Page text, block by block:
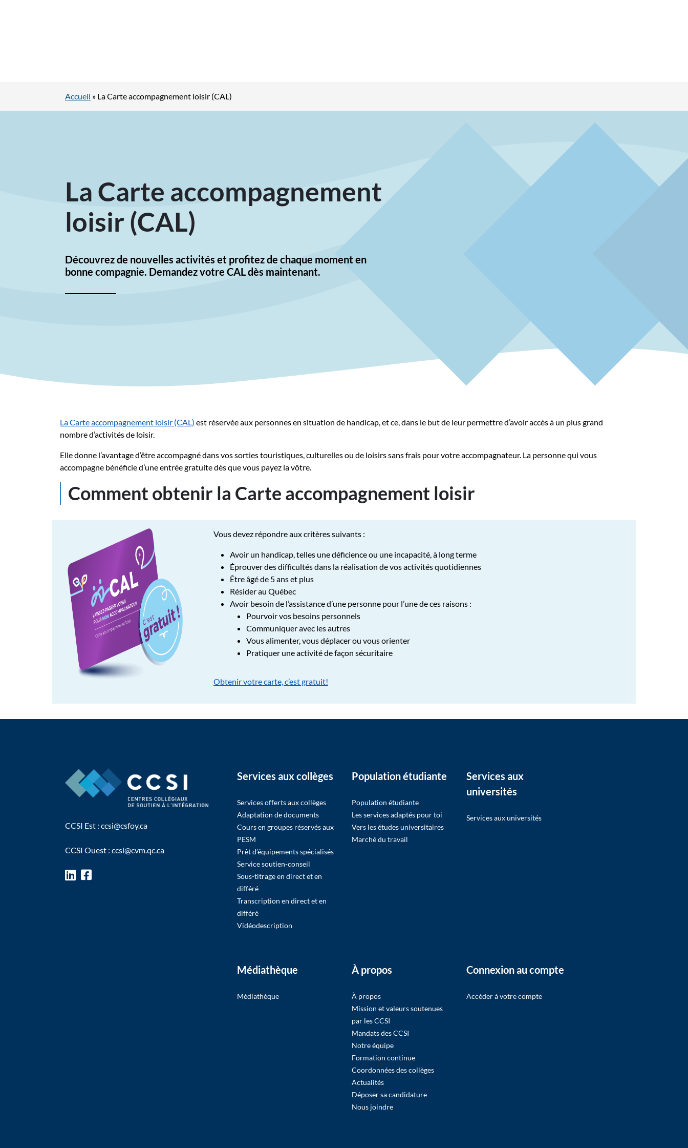
Accueil » La Carte accompagnement loisir (CAL)
La Carte accompagnement
loisir (CAL)
Découvrez de nouvelles activités et profitez de chaque moment en
bonne compagnie. Demandez votre CAL dès maintenant.
La Carte accompagnement loisir (CAL) est réservée aux personnes en situation de handicap, et ce, dans le but de leur permettre d’avoir accès à un plus grand
nombre d’activités de loisir.
Elle donne l’avantage d’être accompagné dans vos sorties touristiques, culturelles ou de loisirs sans frais pour votre accompagnateur. La personne qui vous
accompagne bénéficie d’une entrée gratuite dès que vous payez la vôtre.
Comment obtenir la Carte accompagnement loisir
Vous devez répondre aux critères suivants :
Avoir un handicap, telles une déficience ou une incapacité, à long terme
Éprouver des difficultés dans la réalisation de vos activités quotidiennes
Être âgé de 5 ans et plus
Résider au Québec
Avoir besoin de l’assistance d’une personne pour l’une de ces raisons :
Pourvoir vos besoins personnels
Communiquer avec les autres
Vous alimenter, vous déplacer ou vous orienter
Pratiquer une activité de façon sécuritaire
Obtenir votre carte, c’est gratuit!
CCSI Est : ccsi@csfoy.ca
CCSI Ouest : ccsi@cvm.qc.ca
Services aux collèges
Services offerts aux collèges
Adaptation de documents
Cours en groupes réservés aux
PESM
Prêt d’équipements spécialisés
Service soutien-conseil
Sous-titrage en direct et en
différé
Transcription en direct et en
différé
Vidéodescription
Population étudiante
Population étudiante
Les services adaptés pour toi
Vers les études universitaires
Marché du travail
Services aux
universités
Services aux universités
Médiathèque
Médiathèque
À propos
À propos
Mission et valeurs soutenues
par les CCSI
Mandats des CCSI
Notre équipe
Formation continue
Coordonnées des collèges
Actualités
Déposer sa candidature
Nous joindre
Connexion au compte
Accéder à votre compte